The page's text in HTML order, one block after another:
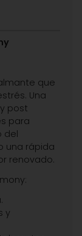
que
Una
post
para
del
una rápida
renovado.
y